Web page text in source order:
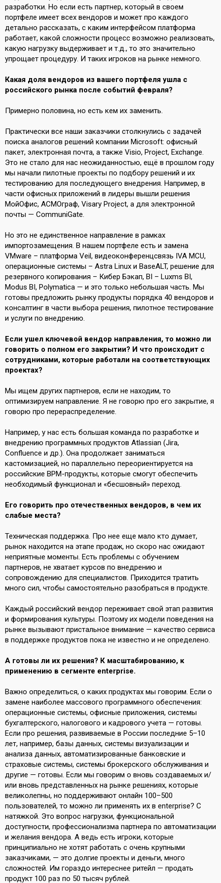
разработки. Но если есть партнер, который в своем
портфеле имеет всех вендоров и может про каждого
детально рассказать, с каким интерфейсом платформа
работает, какой сложности процесс возможно реализовать,
какую нагрузку выдерживает и т.д., то это значительно
упрощает процедуру. И таких игроков на рынке немного.
Какая доля вендоров из вашего портфеля ушла с
российского рынка после событий февраля?
Примерно половина, но есть кем их заменить.
Практически все наши заказчики столкнулись с задачей
поиска аналогов решений компании Microsoft: офисный
пакет, электронная почта, а также Visio, Project, Exchange.
Это не стало для нас неожиданностью, ещё в прошлом году
мы начали пилотные проекты по подбору решений и их
тестированию для последующего внедрения. Например, в
части офисных приложений в лидеры вышли решения
МойОфис, АСМОграф, Visary Project, а для электронной
почты — CommuniGate.
Но это не единственное направление в рамках
импортозамещения. В нашем портфеле есть и замена
VMware – платформа Veil, видеоконференцсвязь IVA MCU,
операционные системы – Astra Linux и BaseALT, решение для
резервного копирования – Кибер Бэкап, BI – Luxms BI,
Modus BI, Polymatica — и это только небольшая часть. Мы
готовы предложить рынку продукты порядка 40 вендоров и
консалтинг в части выбора решения, пилотное тестирование
и услуги по внедрению.
Если ушел ключевой вендор направления, то можно ли
говорить о полном его закрытии? И что происходит с
сотрудниками, которые работали на соответствующих
проектах?
Мы ищем других партнеров, если не находим, то
оптимизируем направление. Я не говорю про его закрытие, я
говорю про перераспределение.
Например, у нас есть большая команда по разработке и
внедрению программных продуктов Atlassian (Jira,
Confluence и др.). Она продолжает заниматься
кастомизацией, но параллельно переориентируется на
российские BPM-продукты, которые смогут обеспечить
необходимый функционал и «бесшовный» переход.
Его говорить про отечественных вендоров, в чем их
слабые места?
Техническая поддержка. Про нее еще мало кто думает,
рынок находится на этапе продаж, но скоро нас ожидают
неприятные моменты. Есть проблемы с обучением
партнеров, не хватает курсов по внедрению и
сопровождению для специалистов. Приходится тратить
много сил, чтобы самостоятельно разобраться в продукте.
Каждый российский вендор переживает свой этап развития
и формирования культуры. Поэтому их модели поведения на
рынке вызывают пристальное внимание — качество сервиса
в поддержке продуктов пока не известно и не определено.
А готовы ли их решения? К масштабированию, к
применению в сегменте enterprise.
Важно определиться, о каких продуктах мы говорим. Если о
замене наиболее массового программного обеспечения:
операционные системы, офисные приложения, системы
бухгалтерского, налогового и кадрового учета — готовы.
Если про решения, развиваемые в России последние 5–10
лет, например, базы данных, системы визуализации и
анализа данных, автоматизированные банковские и
страховые системы, системы брокерского обслуживания и
другие — готовы. Если мы говорим о вновь создаваемых и/
или вновь представленных на рынке решениях, которые
великолепны, но поддерживают онлайн 100–500
пользователей, то можно ли применять их в enterprise? С
натяжкой. Это вопрос нагрузки, функциональной
доступности, профессионализма партнера по автоматизации
и желания вендора. А ведь есть игроки, которые
принципиально не хотят работать с очень крупными
заказчиками, — это долгие проекты и деньги, много
сложностей. Им гораздо интереснее ритейл — продать
продукт 100 раз по 50 тысяч рублей.